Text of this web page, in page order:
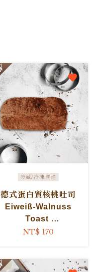
冷藏/冷凍運送
德式蛋白質核桃吐司
Eiweiß-Walnuss
Toast
Protein walnuts
NT$ 170